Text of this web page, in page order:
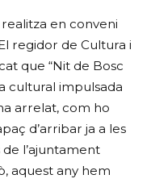
en conveni
regidor de Cultura i
que “Nit de Bosc
cultural impulsada
arrelat, com ho
d’arribar ja a les
de l’ajuntament
aquest any hem